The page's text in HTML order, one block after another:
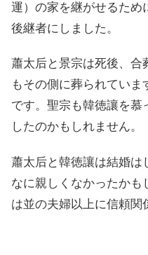
運）の家を継がせるため
後継者にしました。
蕭太后と景宗は死後、合
もその側に葬られてい
です。聖宗も韓徳讓を
したのかもしれません。
蕭太后と韓徳讓は結婚は
なに親しくなかったかも
は並の夫婦以上に信頼関